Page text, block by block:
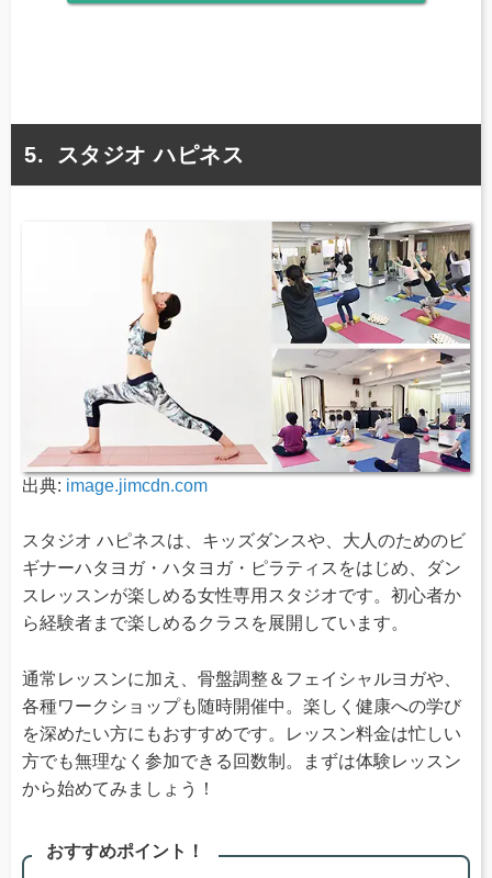
スタジオ ハピネス
出典: image.jimcdn.com
スタジオ ハピネスは、キッズダンスや、大人のためのビ
ギナーハタヨガ・ハタヨガ・ピラティスをはじめ、ダン
スレッスンが楽しめる女性専用スタジオです。初心者か
ら経験者まで楽しめるクラスを展開しています。
通常レッスンに加え、骨盤調整＆フェイシャルヨガや、
各種ワークショップも随時開催中。楽しく健康への学び
を深めたい方にもおすすめです。レッスン料金は忙しい
方でも無理なく参加できる回数制。まずは体験レッスン
から始めてみましょう！
おすすめポイント！